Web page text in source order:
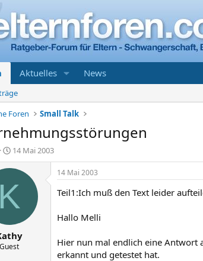
Aktuelles News
Foren
Small Talk
E
r
s
e
l
t
a
m
14 Mai 2003
K
Guest
14 Mai 2003
Teil1:Ich muß den Text leider
Hallo Melli
Hier nun mal endlich eine Antwort
erkannt und getestet hat.